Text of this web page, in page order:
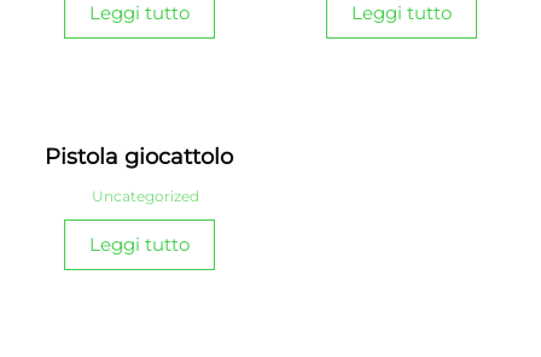
Leggi tutto Leggi tutto
Pistola giocattolo
Uncategorized
Leggi tutto